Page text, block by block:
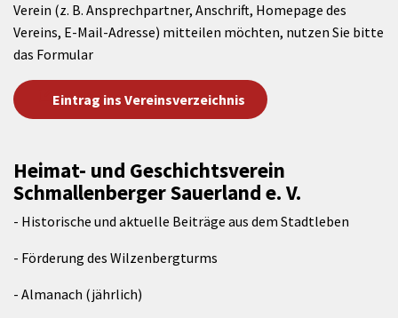
Verein (z. B. Ansprechpartner, Anschrift, Homepage des
Vereins, E-Mail-Adresse) mitteilen möchten, nutzen Sie bitte
das Formular
Eintrag ins Vereinsverzeichnis
Heimat- und Geschichtsverein
Schmallenberger Sauerland e. V.
- Historische und aktuelle Beiträge aus dem Stadtleben
- Förderung des Wilzenbergturms
- Almanach (jährlich)